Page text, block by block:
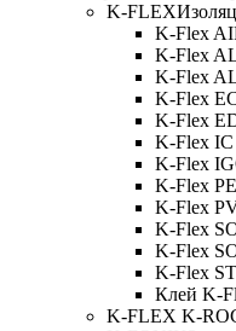
K-FLEX
K-Flex
K-Flex
K-Flex
K-Flex
K-Flex
K-Flex
K-Flex
K-Flex PE
K-Flex
K-Flex
K-Flex
K-Flex ST
Клей K-
K-FLEX K-